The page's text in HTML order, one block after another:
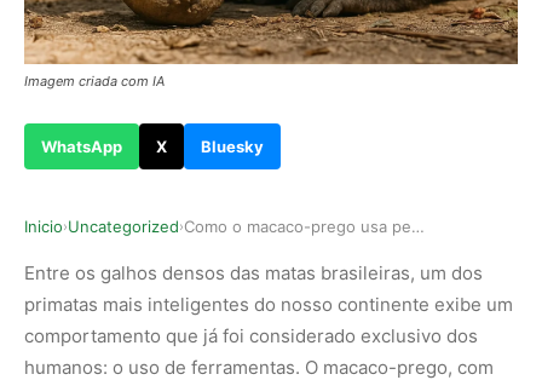
Imagem criada com IA
WhatsApp X Bluesky
Inicio›Uncategorized› Como o macaco-prego usa pedras como ferramentas…
Entre os galhos densos das matas brasileiras, um dos
primatas mais inteligentes do nosso continente exibe um
comportamento que já foi considerado exclusivo dos
humanos: o uso de ferramentas. O macaco-prego, com